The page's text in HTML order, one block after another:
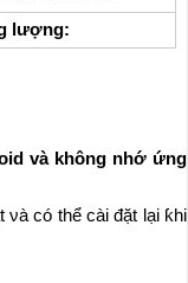
lượng:
và không nhớ ứng
có thể cài đặt lại ƙhi